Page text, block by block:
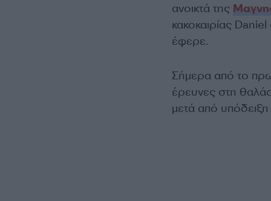
ανοικτά της
κακοκαιρίας
έφερε.
Σήμερα από το
έρευνες στη
μετά από